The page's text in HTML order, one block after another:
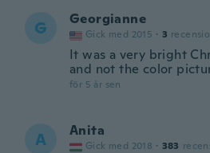
G Georgianne
Gick med 2015 · 3
It was a very bright
and not the color
för 5 år sen
A Anita
Gick med 2018 · 383